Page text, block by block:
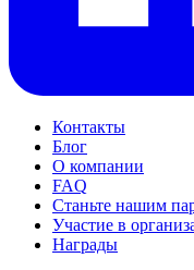
Контакты
Блог
О компании
FAQ
Станьте нашим
Участие в
Награды